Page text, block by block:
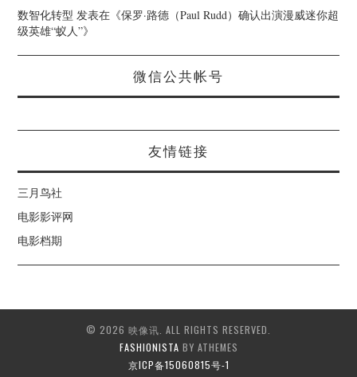
数智化转型 发表在《保罗·路德（Paul Rudd）确认出演漫威迷你超
级英雄“蚁人”》
微信公共帐号
友情链接
三月鸟社
电影影评网
电影档期
© 2026 映像讯. ALL RIGHTS RESERVED.
FASHIONISTA BY ATHEMES
京ICP备15060815号-1